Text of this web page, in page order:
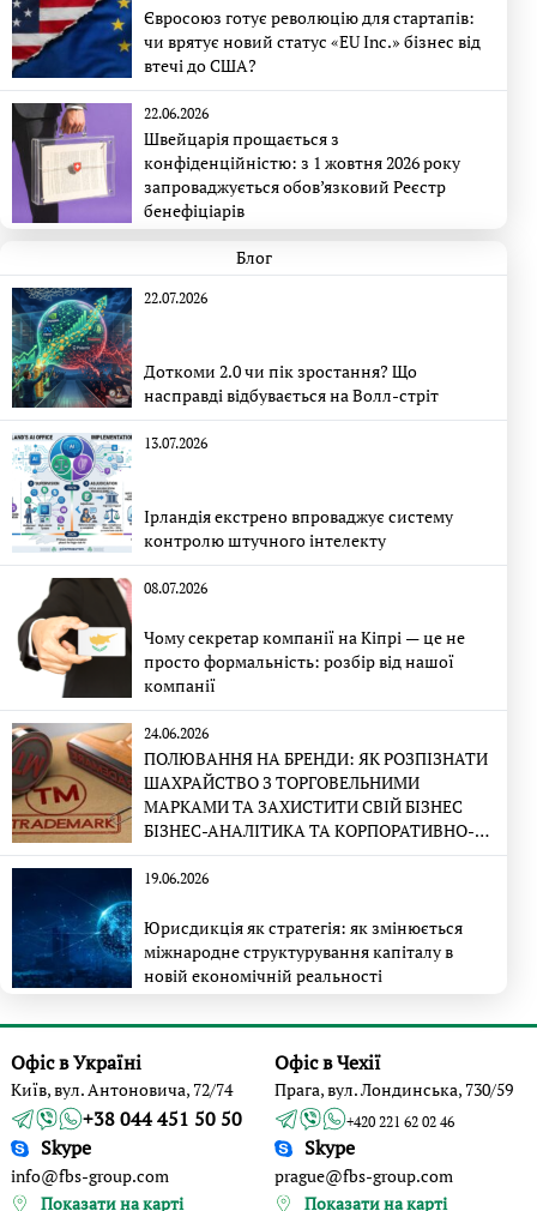
Євросоюз готує революцію для стартапів:
чи врятує новий статус «EU Inc.» бізнес від
втечі до США?
22.06.2026
Швейцарія прощається з
конфіденційністю: з 1 жовтня 2026 року
запроваджується обов’язковий Реєстр
бенефіціарів
Блог
22.07.2026
Доткоми 2.0 чи пік зростання? Що
насправді відбувається на Волл-стріт
13.07.2026
Ірландія екстрено впроваджує систему
контролю штучного інтелекту
08.07.2026
Чому секретар компанії на Кіпрі — це не
просто формальність: розбір від нашої
компанії
24.06.2026
ПОЛЮВАННЯ НА БРЕНДИ: ЯК РОЗПІЗНАТИ
ШАХРАЙСТВО З ТОРГОВЕЛЬНИМИ
МАРКАМИ ТА ЗАХИСТИТИ СВІЙ БІЗНЕС
БІЗНЕС-АНАЛІТИКА ТА КОРПОРАТИВНО-
ПРАВОВА ЕКСПЕРТИЗА
19.06.2026
Юрисдикція як стратегія: як змінюється
міжнародне структурування капіталу в
новій економічній реальності
Офіс в Україні
Київ, вул. Антоновича, 72/74
+38 044 451 50 50
Skype
info@fbs-group.com
Показати на карті
Офіс в Чехії
Прага, вул. Лондинська, 730/59
+420 221 62 02 46
Skype
prague@fbs-group.com
Показати на карті